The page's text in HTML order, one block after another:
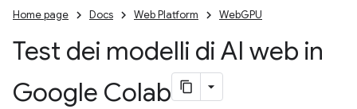
Home page Docs Web Platform WebGPU
Test dei modelli di AI web in
Google Colab